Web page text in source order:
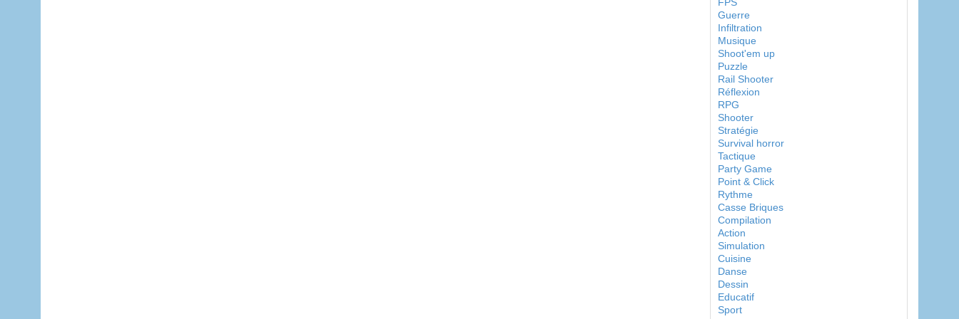
Guerre
Infiltration
Musique
Shoot'em up
Puzzle
Rail Shooter
Réflexion
RPG
Shooter
Stratégie
Survival horror
Tactique
Party Game
Point & Click
Rythme
Casse Briques
Compilation
Action
Simulation
Cuisine
Danse
Dessin
Educatif
Sport